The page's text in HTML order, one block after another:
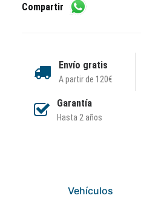
Compartir
Envío gratis
A partir de 120€
Garantía
Hasta 2 años
Vehículos